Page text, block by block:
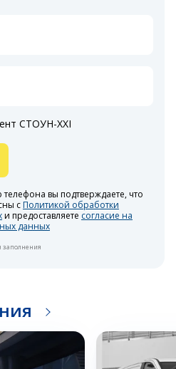
СТОУН-XXI
вы подтверждаете, что
с Политикой обработки
и предоставляете согласие на
данных
заполнения